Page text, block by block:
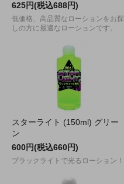
625円(税込688円)
低価格、高品質なローションをお探
しの方に最適なローションです。
スターライト (150ml) グリー
ン
600円(税込660円)
ブラックライトで光るローション！